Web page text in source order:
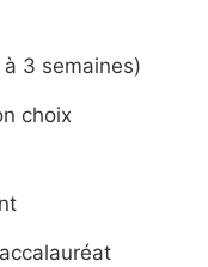
3 semaines)
choix